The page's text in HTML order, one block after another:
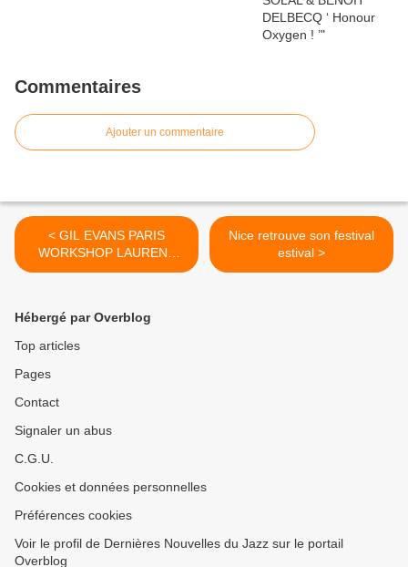
Commentaires
Ajouter un commentaire
< GIL EVANS PARIS
WORKSHOP LAURENT
CUGNY «Spoonful»
Nice retrouve son festival
estival >
Hébergé par Overblog
Top articles
Pages
Contact
Signaler un abus
C.G.U.
Cookies et données personnelles
Préférences cookies
Voir le profil de Dernières Nouvelles du Jazz sur le portail
Overblog